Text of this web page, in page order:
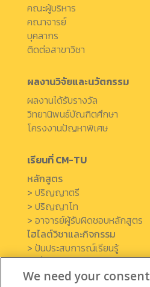
คณะผู้บริหาร
คณาจารย์
บุคลากร
ติดต่อสาขาวิชา
ผลงานวิจัยและนวัตกรรม
ผลงานได้รับรางวัล
วิทยานิพนธ์บัณฑิตศึกษา
โครงงานปัญหาพิเศษ
เรียนที่ CM-TU
หลักสูตร
> ปริญญาตรี
> ปริญญาโท
> อาจารย์ผู้รับผิดชอบหลักสูตร
ไฮไลต์วิชาและกิจกรรม
> ปันประสบการณ์เรียนรู้
>เรื่องราวจากศิษย์เก่า
>เครือข่ายความร่วมมือ
We need your consent